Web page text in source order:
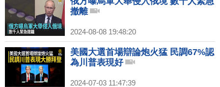
撤離
2024-08-08 19:48:20
美國大選首場辯論炮火猛 民調67%認
為川普表現好
2024-07-03 11:47:39